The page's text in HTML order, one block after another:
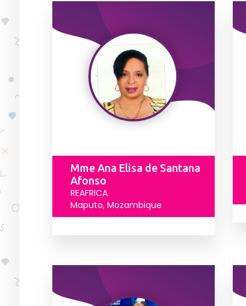
Mme Ana Elisa de Santana
Afonso
REAFRICA
Maputo, Mozambique